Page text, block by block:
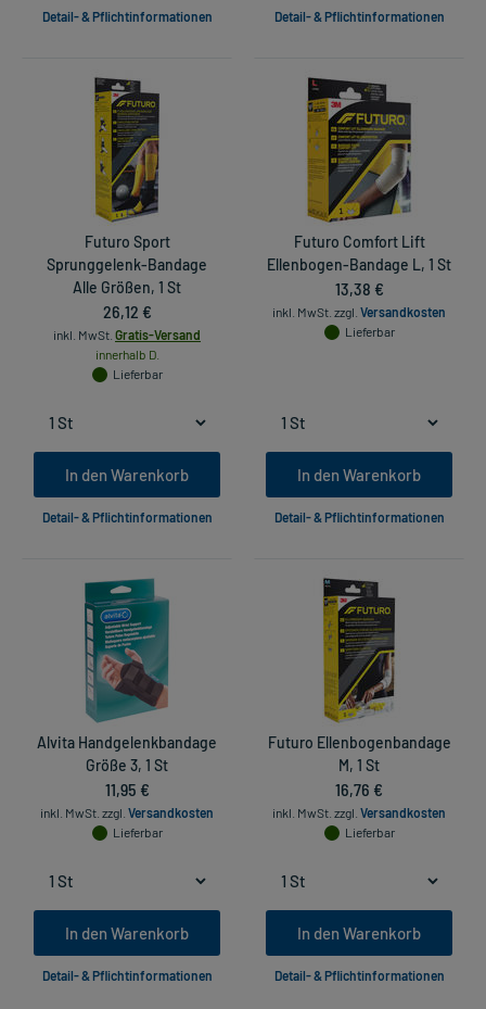
Detail- & Pflichtinformationen Detail- & Pflichtinformationen
Futuro Sport
Sprunggelenk-Bandage
Alle Größen, 1 St
26,12 €
inkl. MwSt. Gratis-Versand
innerhalb D.
Lieferbar
In den Warenkorb
Detail- & Pflichtinformationen
Futuro Comfort Lift
Ellenbogen-Bandage L, 1 St
13,38 €
inkl. MwSt. zzgl. Versandkosten
Lieferbar
In den Warenkorb
Detail- & Pflichtinformationen
Alvita Handgelenkbandage
Größe 3, 1 St
11,95 €
inkl. MwSt. zzgl. Versandkosten
Lieferbar
In den Warenkorb
Detail- & Pflichtinformationen
Futuro Ellenbogenbandage
M, 1 St
16,76 €
inkl. MwSt. zzgl. Versandkosten
Lieferbar
In den Warenkorb
Detail- & Pflichtinformationen